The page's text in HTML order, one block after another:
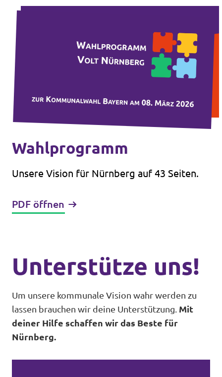
Wahlprogramm
Unsere Vision für Nürnberg auf 43 Seiten.
PDF öffnen
Unterstütze uns!
Um unsere kommunale Vision wahr werden zu
lassen brauchen wir deine Unterstützung. Mit
deiner Hilfe schaffen wir das Beste für
Nürnberg.